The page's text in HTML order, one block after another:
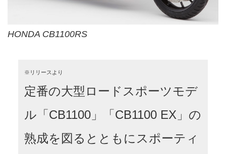
HONDA CB1100RS
※リリースより
定番の大型ロードスポーツモデ
ル「CB1100」「CB1100 EX」の
熟成を図るとともにスポーティ